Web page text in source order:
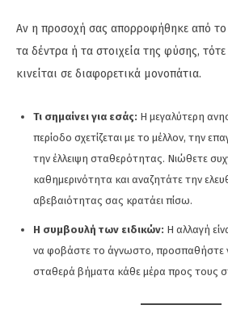
Αν η προσοχή σας απορροφήθηκε από το
τα δέντρα ή τα στοιχεία της φύσης,
κινείται σε διαφορετικά μονοπάτια.
Τι σημαίνει για εσάς: Η μεγαλύτερη
περίοδο σχετίζεται με το μέλλον, την
την έλλειψη σταθερότητας. Νιώθετε
καθημερινότητα και αναζητάτε την
αβεβαιότητας σας κρατάει πίσω.
Η συμβουλή των ειδικών: Η αλλαγή
να φοβάστε το άγνωστο, προσπαθήστε
σταθερά βήματα κάθε μέρα προς τους